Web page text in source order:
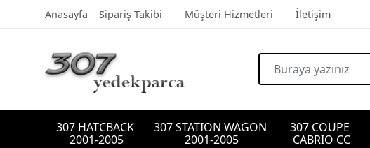
Anasayfa Sipariş Takibi Müşteri Hizmetleri İletişim
307 HATCBACK
2001-2005
307 STATION WAGON
2001-2005
307 COUPE
CABRIO CC